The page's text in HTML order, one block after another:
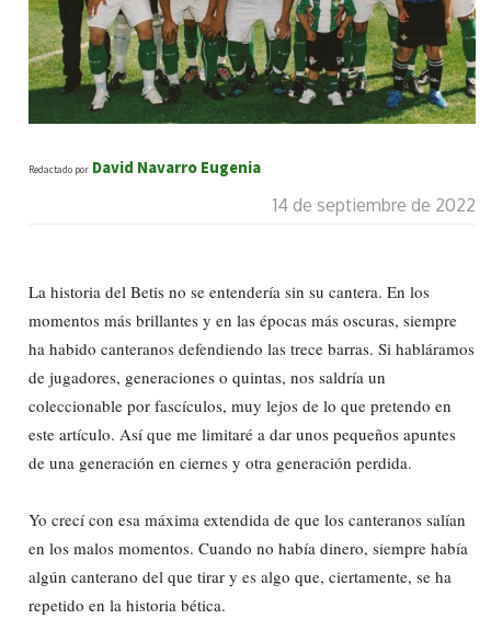
Redactado por David Navarro Eugenia
14 de septiembre de 2022
La historia del Betis no se entendería sin su cantera. En los
momentos más brillantes y en las épocas más oscuras, siempre
ha habido canteranos defendiendo las trece barras. Si habláramos
de jugadores, generaciones o quintas, nos saldría un
coleccionable por fascículos, muy lejos de lo que pretendo en
este artículo. Así que me limitaré a dar unos pequeños apuntes
de una generación en ciernes y otra generación perdida.
Yo crecí con esa máxima extendida de que los canteranos salían
en los malos momentos. Cuando no había dinero, siempre había
algún canterano del que tirar y es algo que, ciertamente, se ha
repetido en la historia bética.